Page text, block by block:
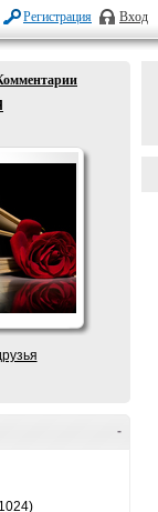
Регистрация Вход
-